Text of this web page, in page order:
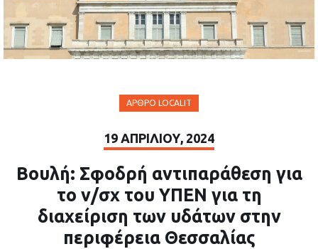
ΆΡΘΡΟ LOCALIT
19 ΑΠΡΙΛΊΟΥ, 2024
Βουλή: Σφοδρή αντιπαράθεση για
το ν/σχ του ΥΠΕΝ για τη
διαχείριση των υδάτων στην
περιφέρεια Θεσσαλίας